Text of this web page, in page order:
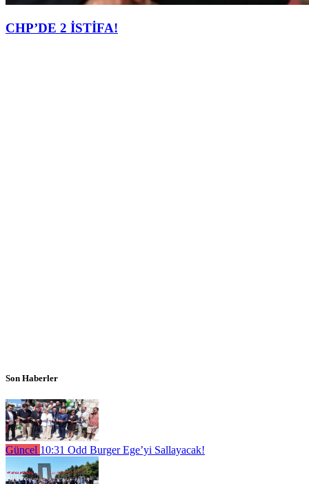
CHP’DE 2 İSTİFA!
Son Haberler
Güncel 10:31 Odd Burger Ege’yi Sallayacak!